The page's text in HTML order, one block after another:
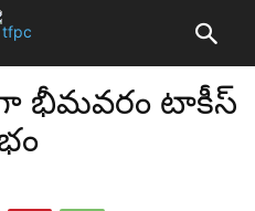
భీమవరం టాకీస్